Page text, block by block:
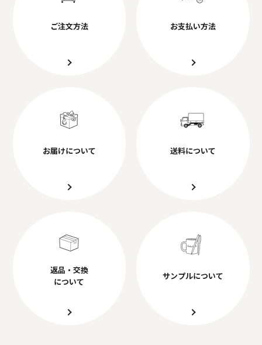
ご注文方法 お支払い方法
お届けについて 送料について
返品・交換
について
サンプルについて